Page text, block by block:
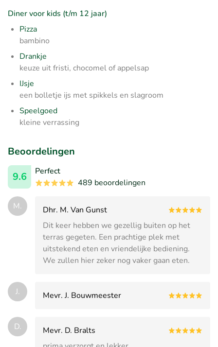
Diner voor kids (t/m 12 jaar)
Pizza
bambino
Drankje
keuze uit fristi, chocomel of appelsap
IJsje
een bolletje ijs met spikkels en slagroom
Speelgoed
kleine verrassing
Beoordelingen
9.6
Perfect
489 beoordelingen
M.
Dhr. M. Van Gunst
Dit keer hebben we gezellig buiten op het
terras gegeten. Een prachtige plek met
uitstekend eten en vriendelijke bediening.
We zullen hier zeker nog vaker gaan eten.
J. Mevr. J. Bouwmeester
D.
Mevr. D. Bralts